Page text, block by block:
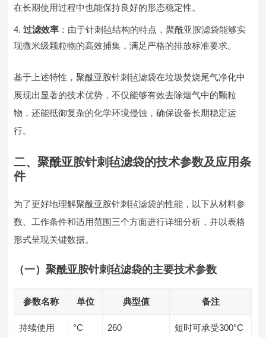
在长期使用过程中也能保持良好的形态稳定性。
过滤效率 ：由于针刺毡结构的特点，聚酰亚胺滤袋能够实
现微米级颗粒物的高效捕集，满足严格的排放标准要求。
基于上述特性，聚酰亚胺针刺毡滤袋在垃圾焚烧尾气净化中
展现出显著的技术优势，不仅能够有效去除烟气中的颗粒
物，还能抵御复杂的化学环境侵蚀，确保设备长期稳定运
行。
二、聚酰亚胺针刺毡滤袋的技术参数及应用条
件
为了更好地理解聚酰亚胺针刺毡滤袋的性能，以下从材料参
数、工作条件和适用范围三个方面进行详细分析，并以表格
形式呈现关键数据。
（一）聚酰亚胺针刺毡滤袋的主要技术参数
参数名称 单位 典型值 备注
持续使用
°C 260 短时可承受300°C